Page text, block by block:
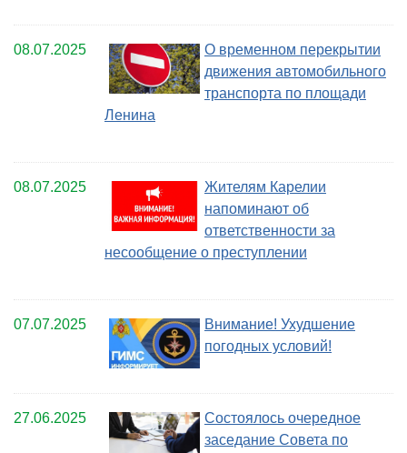
08.07.2025
О временном перекрытии
движения автомобильного
транспорта по площади
Ленина
08.07.2025
Жителям Карелии
напоминают об
ответственности за
несообщение о преступлении
07.07.2025
Внимание! Ухудшение
погодных условий!
27.06.2025
Состоялось очередное
заседание Совета по